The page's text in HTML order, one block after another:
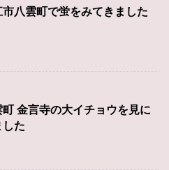
八雲町で蛍をみてきました
金言寺の大イチョウを見に
した